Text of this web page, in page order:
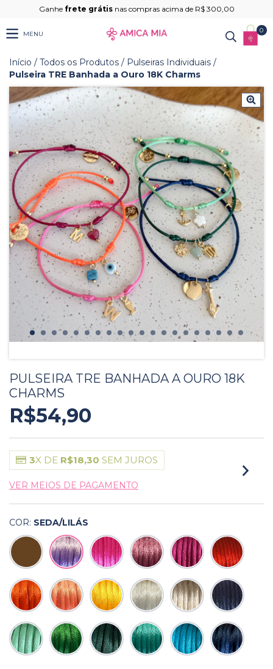
Ganhe frete grátisnas compras acima de R$ 300,00
MENU 0
Início / Todos os Produtos / Pulseiras Individuais /
Pulseira TRE Banhada a Ouro 18K Charms
PULSEIRA TRE BANHADA A OURO 18K
CHARMS
R$54,90
3X DE R$18,30 SEM JUROS
VER MEIOS DE PAGAMENTO
COR: SEDA/LILÁS